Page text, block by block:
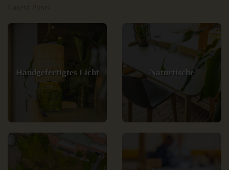
Handgefertigtes Licht Naturtische